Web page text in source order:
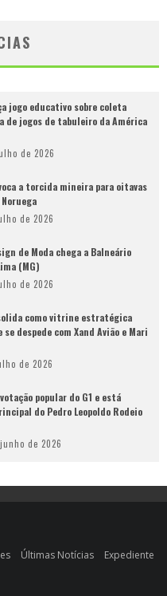
jogo educativo sobre coleta
de jogos de tabuleiro da América
de 2026
a torcida mineira para oitavas
de 2026
de Moda chega a Balneário
(MG)
de 2026
como vitrine estratégica
despede com Xand Avião e Mari
de 2026
popular do G1 e está
do Pedro Leopoldo Rodeio
de 2026
Últimas Notícias Expediente